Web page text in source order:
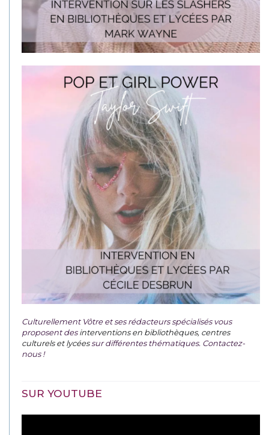
Culturellement Vôtre et ses rédacteurs spécialisés vous
proposent desinterventions en bibliothèques, centres
culturels et lycéessur différentes thématiques. Contactez-
nous !
SUR YOUTUBE